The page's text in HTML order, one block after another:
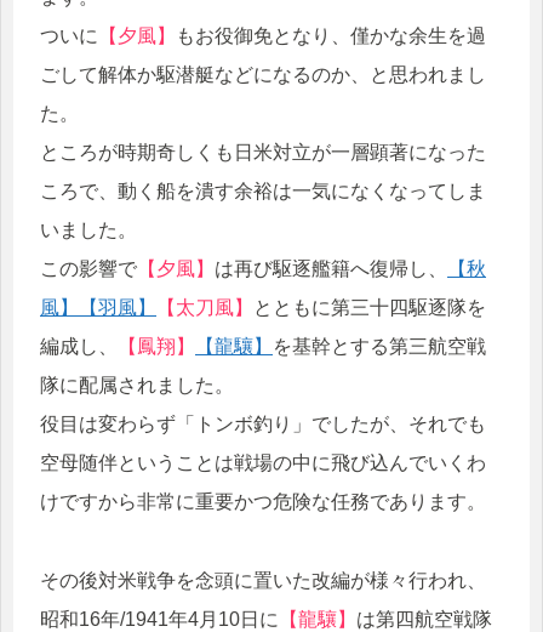
ついに
【夕風】
もお役御免となり、僅かな余生を過
ごして解体か駆潜艇などになるのか、と思われまし
た。
ところが時期奇しくも日米対立が一層顕著になった
ころで、動く船を潰す余裕は一気になくなってしま
いました。
この影響で 【夕風】 は再び駆逐艦籍へ復帰し、
【秋
風】
【羽風】 【太刀風】
とともに第三十四駆逐隊を
編成し、
【鳳翔】 【龍驤】
を基幹とする第三航空戦
隊に配属されました。
役目は変わらず「トンボ釣り」でしたが、それでも
空母随伴ということは戦場の中に飛び込んでいくわ
けですから非常に重要かつ危険な任務であります。
その後対米戦争を念頭に置いた改編が様々行われ、
昭和16年/1941年4月10日に
【龍驤】 は第四航空戦隊